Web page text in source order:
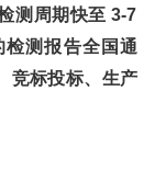
测周期快至3-7
测报告全国通
竞标投标、生产